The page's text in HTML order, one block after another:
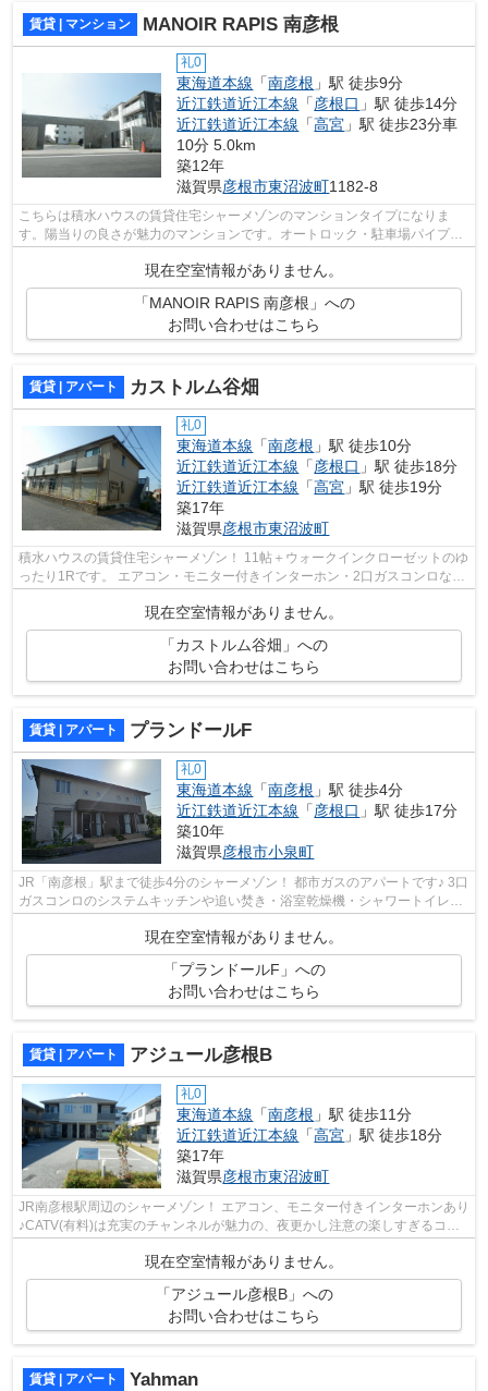
賃貸 | マンション MANOIR RAPIS 南彦根
礼0
東海道本線 「南彦根 」駅 徒歩9分
近江鉄道近江本線 「彦根口 」駅 徒歩14分
近江鉄道近江本線 「高宮 」駅 徒歩23分車
10分 5.0km
築12年
滋賀県彦根市東沼波町1182-8
こちらは積水ハウスの賃貸住宅シャーメゾンのマンションタイプになりま
す。陽当りの良さが魅力のマンションです。オートロック・駐車場パイプシ
ャッターゲートになっています。1LDK・2...
現在空室情報がありません。
「MANOIR RAPIS 南彦根」への
お問い合わせはこちら
賃貸 | アパート カストルム谷畑
礼0
東海道本線 「南彦根 」駅 徒歩10分
近江鉄道近江本線 「彦根口 」駅 徒歩18分
近江鉄道近江本線 「高宮 」駅 徒歩19分
築17年
滋賀県彦根市東沼波町
積水ハウスの賃貸住宅シャーメゾン！ 11帖＋ウォークインクローゼットのゆ
ったり1Rです。 エアコン・モニター付きインターホン・2口ガスコンロなど
現在空室情報がありません。
「カストルム谷畑」への
お問い合わせはこちら
賃貸 | アパート プランドールF
礼0
東海道本線 「南彦根 」駅 徒歩4分
近江鉄道近江本線 「彦根口 」駅 徒歩17分
築10年
滋賀県彦根市小泉町
JR「南彦根」駅まで徒歩4分のシャーメゾン！ 都市ガスのアパートです♪ 3口
ガスコンロのシステムキッチンや追い焚き・浴室乾燥機・シャワートイレ・
現在空室情報がありません。
「プランドールF」への
お問い合わせはこちら
賃貸 | アパート アジュール彦根B
礼0
東海道本線 「南彦根 」駅 徒歩11分
近江鉄道近江本線 「高宮 」駅 徒歩18分
築17年
滋賀県彦根市東沼波町
JR南彦根駅周辺のシャーメゾン！ エアコン、モニター付きインターホンあり
♪CATV(有料)は充実のチャンネルが魅力の、夜更かし注意の楽しすぎるコン
テンツです♪閑静な住宅地にある物件で...
現在空室情報がありません。
「アジュール彦根B」への
お問い合わせはこちら
賃貸 | アパート Yahman